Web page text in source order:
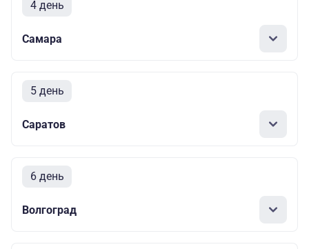
4 день
Самара
5 день
Саратов
6 день
Волгоград